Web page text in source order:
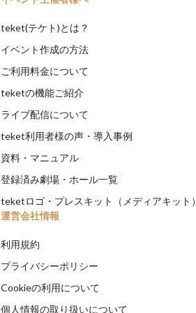
teket(テケト)とは？
イベント作成の方法
ご利用料金について
teketの機能ご紹介
ライブ配信について
teket利用者様の声・導入事例
資料・マニュアル
登録済み劇場・ホール一覧
teketロゴ・プレスキット（メディアキット）
運営会社情報
利用規約
プライバシーポリシー
Cookieの利用について
個人情報の取り扱いについて